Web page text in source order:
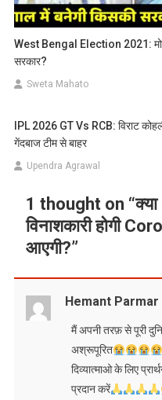
West Bengal Election 2021:
सरकार?
Sweta Mahato
IPL 2026 GT Vs RCB: विराट
गेंदबाज टीम से बाहर
Upendra Agrawal
1 thought on “
विनाशकारी होगी
आएगी?”
Hemant Parmar
मैं अपनी तरफ़ से पूरी
अश्रूपूरित
दिव्यात्माओ के लिए
प्रदान करें